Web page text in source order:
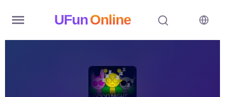
UFunOnline